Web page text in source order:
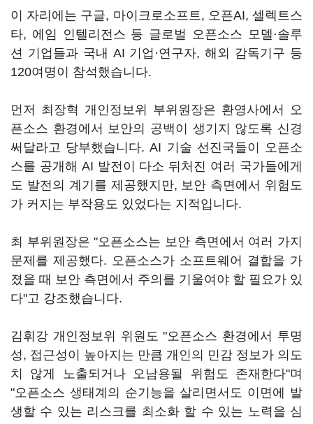
이 자리에는 구글, 마이크로소프트, 오픈AI, 셀렉트스
타, 에임 인텔리전스 등 글로벌 오픈소스 모델·솔루
션 기업들과 국내 AI 기업·연구자, 해외 감독기구 등
120여명이 참석했습니다.
먼저 최장혁 개인정보위 부위원장은 환영사에서 오
픈소스 환경에서 보안의 공백이 생기지 않도록 신경
써달라고 당부했습니다. AI 기술 선진국들이 오픈소
스를 공개해 AI 발전이 다소 뒤처진 여러 국가들에게
도 발전의 계기를 제공했지만, 보안 측면에서 위험도
가 커지는 부작용도 있었다는 지적입니다.
최 부위원장은 "오픈소스는 보안 측면에서 여러 가지
문제를 제공했다. 오픈소스가 소프트웨어 결합을 가
졌을 때 보안 측면에서 주의를 기울여야 할 필요가 있
다"고 강조했습니다.
김휘강 개인정보위 위원도 "오픈소스 환경에서 투명
성, 접근성이 높아지는 만큼 개인의 민감 정보가 의도
치 않게 노출되거나 오남용될 위험도 존재한다"며
"오픈소스 생태계의 순기능을 살리면서도 이면에 발
생할 수 있는 리스크를 최소화 할 수 있는 노력을 심